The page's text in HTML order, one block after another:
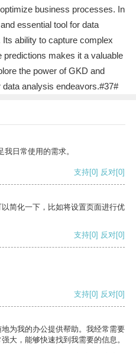
business processes. In
essential tool for data
ability to capture complex
predictions makes it a valuable
the power of GKD and
analysis endeavors.#37#
日常使用的需求。
支持[0] 反对[0]
简化一下，比如将设置页面进行优
支持[0] 反对[0]
支持[0] 反对[0]
为我的办公提供帮助。我经常需要
大，能够快速找到我需要的信息。